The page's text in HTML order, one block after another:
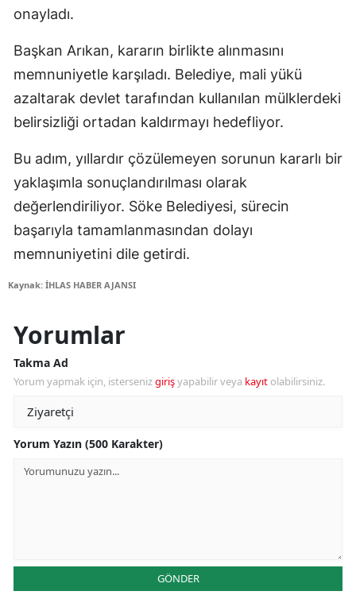
onayladı.
Başkan Arıkan, kararın birlikte alınmasını
memnuniyetle karşıladı. Belediye, mali yükü
azaltarak devlet tarafından kullanılan mülklerdeki
belirsizliği ortadan kaldırmayı hedefliyor.
Bu adım, yıllardır çözülemeyen sorunun kararlı bir
yaklaşımla sonuçlandırılması olarak
değerlendiriliyor. Söke Belediyesi, sürecin
başarıyla tamamlanmasından dolayı
memnuniyetini dile getirdi.
Kaynak: İHLAS HABER AJANSI
Yorumlar
Takma Ad
Yorum yapmak için, istersenizgirişyapabilir veya kayıt olabilirsiniz.
Yorum Yazın (500 Karakter)
GÖNDER